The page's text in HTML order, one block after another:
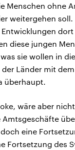
Menschen ohne
weitergehen
diese jungen
sie wollen in
Länder mit
überhaupt.
wäre aber
Amtsgeschäfte
eine
Fortsetzung des